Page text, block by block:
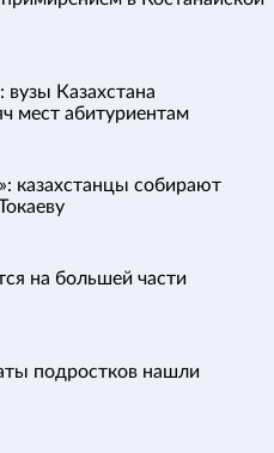
вузы Казахстана
мест абитуриентам
казахстанцы собирают
на большей части
подростков нашли